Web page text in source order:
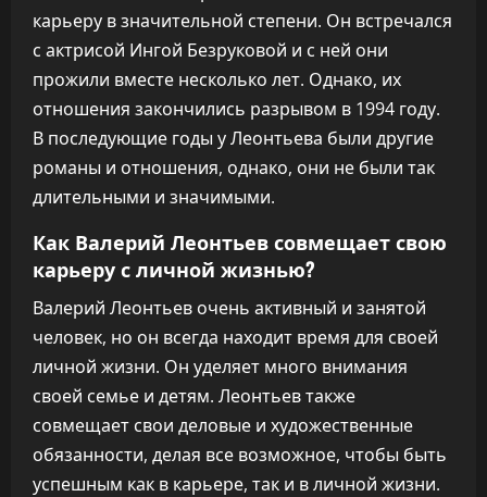
карьеру в значительной степени. Он встречался
с актрисой Ингой Безруковой и с ней они
прожили вместе несколько лет. Однако, их
отношения закончились разрывом в 1994 году.
В последующие годы у Леонтьева были другие
романы и отношения, однако, они не были так
длительными и значимыми.
Как Валерий Леонтьев совмещает свою
карьеру с личной жизнью?
Валерий Леонтьев очень активный и занятой
человек, но он всегда находит время для своей
личной жизни. Он уделяет много внимания
своей семье и детям. Леонтьев также
совмещает свои деловые и художественные
обязанности, делая все возможное, чтобы быть
успешным как в карьере, так и в личной жизни.